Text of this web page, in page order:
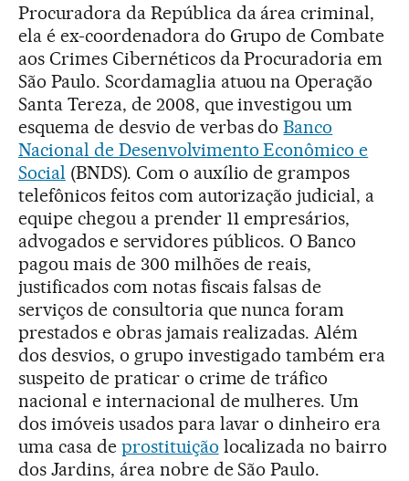
Procuradora da República da área criminal,
ela é ex-coordenadora do Grupo de Combate
aos Crimes Cibernéticos da Procuradoria em
São Paulo. Scordamaglia atuou na Operação
Santa Tereza, de 2008, que investigou um
esquema de desvio de verbas doBanco
Nacional de Desenvolvimento Econômico e
Social (BNDS). Com o auxílio de grampos
telefônicos feitos com autorização judicial, a
equipe chegou a prender 11 empresários,
advogados e servidores públicos. O Banco
pagou mais de 300 milhões de reais,
justificados com notas fiscais falsas de
serviços de consultoria que nunca foram
prestados e obras jamais realizadas. Além
dos desvios, o grupo investigado também era
suspeito de praticar o crime de tráfico
nacional e internacional de mulheres. Um
dos imóveis usados para lavar o dinheiro era
uma casa de prostituição localizada no bairro
dos Jardins, área nobre de São Paulo.